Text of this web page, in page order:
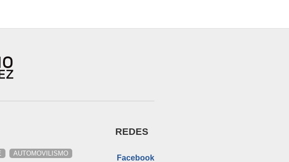
AUTOMOVILISMO
REDES
Facebook